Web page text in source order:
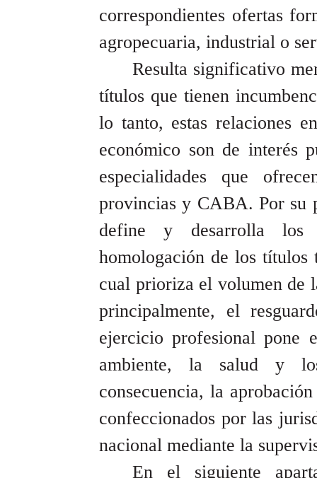
correspondientes ofertas
agropecuaria, industrial o
Resulta significativo
títulos que tienen
lo tanto, estas relaciones
económico son de interés
especialidades que
provincias y CABA. Por su
define y desarrolla los
homologación de los
cual prioriza el volumen de
principalmente, el
ejercicio profesional pone
ambiente, la salud y
consecuencia, la
confeccionados por las
nacional mediante la
En el siguiente